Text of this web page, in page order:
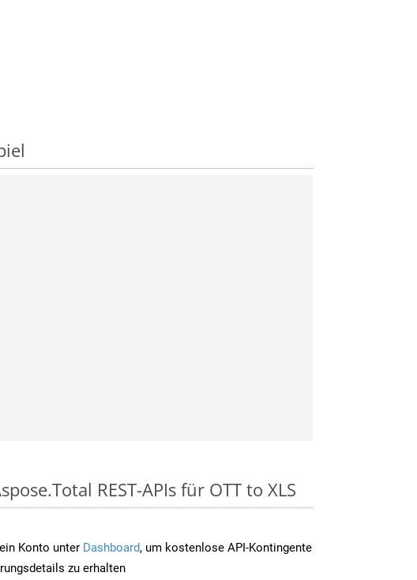
REST-APIs für OTT to XLS
Konto unter Dashboard, um kostenlose API-Kontingente
zu erhalten